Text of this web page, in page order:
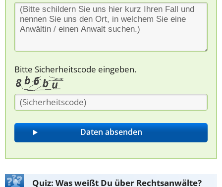
Bitte Sicherheitscode eingeben.
Quiz: Was weißt Du über Rechtsanwälte?